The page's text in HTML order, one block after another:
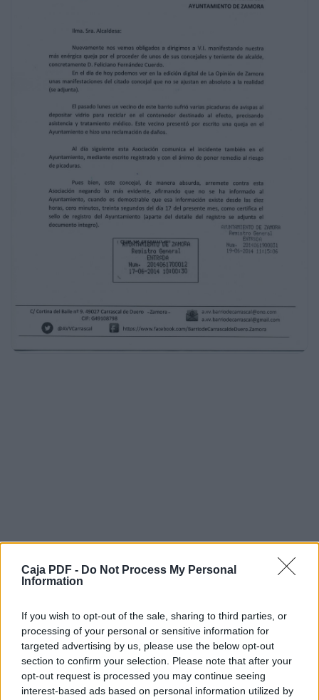
Caja PDF - Do Not Process My Personal
Information
If you wish to opt-out of the sale, sharing to third parties, or
processing of your personal or sensitive information for
targeted advertising by us, please use the below opt-out
section to confirm your selection. Please note that after your
opt-out request is processed you may continue seeing
interest-based ads based on personal information utilized by
Descargar el documento (PDF)
Registro escrito queja Alcaldesa.pdf (PDF, 545 KB)